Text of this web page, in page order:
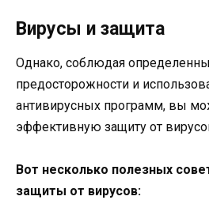
Вирусы и защита
Однако, соблюдая
предосторожности и
антивирусных программ, вы
эффективную защиту от
Вот несколько полезных
защиты от вирусов: